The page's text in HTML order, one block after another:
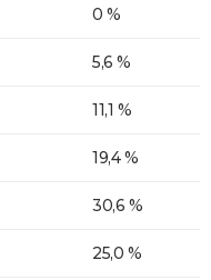
0 %
5,6 %
11,1 %
19,4 %
30,6 %
25,0 %